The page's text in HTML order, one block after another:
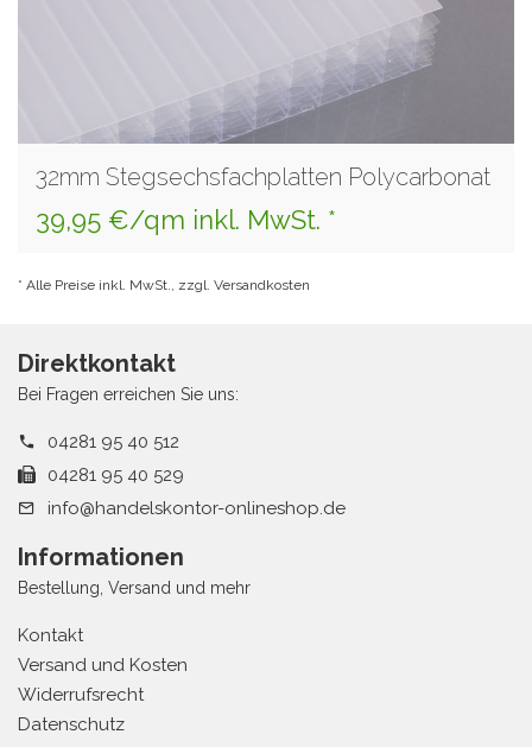
32mm Stegsechsfachplatten Polycarbonat
39,95 €/qm inkl. MwSt. *
* Alle Preise inkl. MwSt., zzgl. Versandkosten
Direktkontakt
Bei Fragen erreichen Sie uns:
04281 95 40 512
04281 95 40 529
info@handelskontor-onlineshop.de
Informationen
Bestellung, Versand und mehr
Kontakt
Versand und Kosten
Widerrufsrecht
Datenschutz